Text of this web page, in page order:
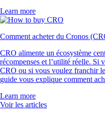
Learn more
Comment acheter du Cronos
CRO alimente un écosystème
récompenses et l’utilité réelle. Si
CRO ou si vous voulez franchir
guide vous explique comment
Learn more
Voir les articles